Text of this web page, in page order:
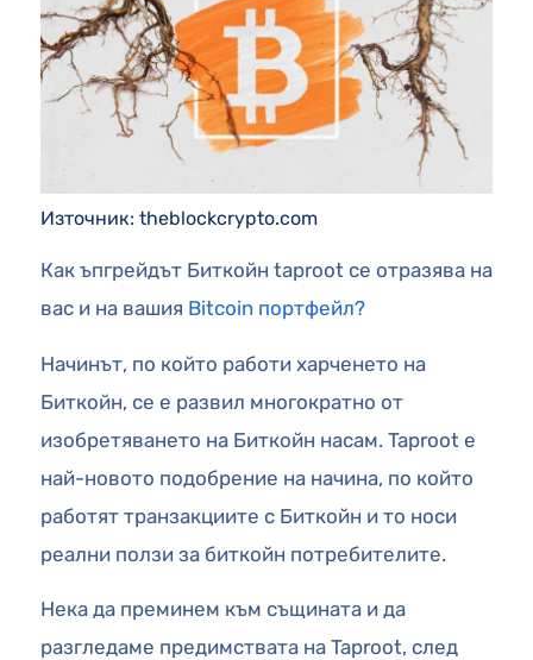
Източник: theblockcrypto.com
Как ъпгрейдът Биткойн taproot се отразява на
вас и на вашия Bitcoin портфейл?
Начинът, по който работи харченето на
Биткойн, се е развил многократно от
изобретяването на Биткойн насам. Taproot е
най-новото подобрение на начина, по който
работят транзакциите с Биткойн и то носи
реални ползи за биткойн потребителите.
Нека да преминем към същината и да
разгледаме предимствата на Taproot, след